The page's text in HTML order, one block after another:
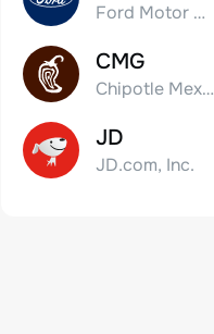
Ford Motor Company
CMG
Chipotle Mexican Grill, Inc.
JD
JD.com, Inc.